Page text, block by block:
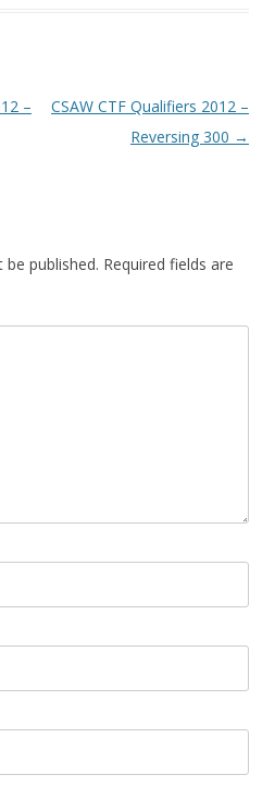
–
CSAW CTF Qualifiers 2012 –
Reversing 300 →
published. Required fields are